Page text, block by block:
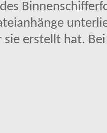
sie erstellt hat.